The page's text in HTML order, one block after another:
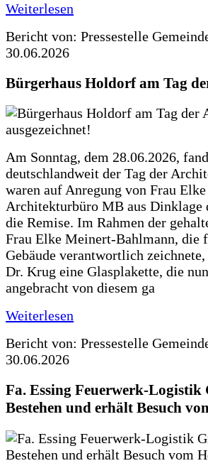
Weiterlesen
Bericht von: Pressestelle
30.06.2026
Bürgerhaus Holdorf am Tag
Am Sonntag, dem 28.06.2026,
deutschlandweit der Tag der
waren auf Anregung von Frau
Architekturbüro MB aus Dinklage
die Remise. Im Rahmen der
Frau Elke Meinert-Bahlmann, die
Gebäude verantwortlich
Dr. Krug eine Glasplakette, die
angebracht von diesem ga
Weiterlesen
Bericht von: Pressestelle
30.06.2026
Fa. Essing Feuerwerk-
Bestehen und erhält Besuch